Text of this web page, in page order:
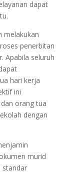
dapat
melakukan
penerbitan
Apabila seluruh
hari kerja
ini
orang tua
dengan
murid
standar